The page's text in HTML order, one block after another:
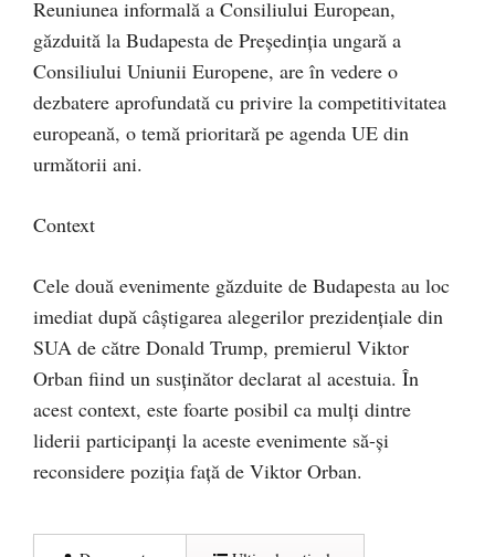
Reuniunea informală a Consiliului European,
găzduită la Budapesta de Președinția ungară a
Consiliului Uniunii Europene, are în vedere o
dezbatere aprofundată cu privire la competitivitatea
europeană, o temă prioritară pe agenda UE din
următorii ani.
Context
Cele două evenimente găzduite de Budapesta au loc
imediat după câștigarea alegerilor prezidențiale din
SUA de către Donald Trump, premierul Viktor
Orban fiind un susținător declarat al acestuia. În
acest context, este foarte posibil ca mulți dintre
liderii participanți la aceste evenimente să-și
reconsidere poziția față de Viktor Orban.